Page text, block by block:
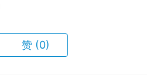
赞 (0)